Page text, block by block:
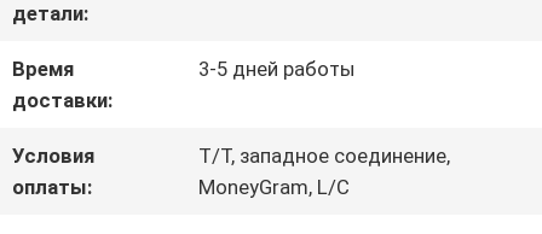
С
НАМИ
ЗАПРОСИТЕ
детали:
Время
доставки:
3-5 дней работы
Условия
оплаты:
T/T, западное соединение,
MoneyGram, L/C